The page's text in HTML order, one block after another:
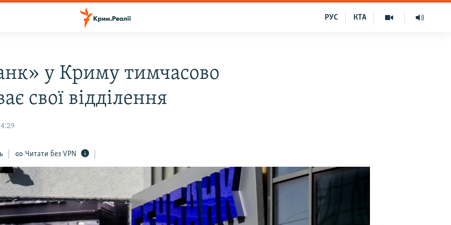
КТА
РУС
у Криму тимчасово
свої відділення
Читати без VPN